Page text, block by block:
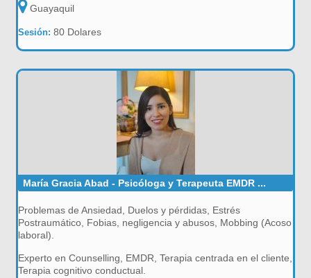
Guayaquil
Sesión:80 Dolares
María Gracia Abad - Psicóloga y Terapeuta EMDR ...
Problemas de Ansiedad, Duelos y pérdidas, Estrés
Postraumático, Fobias, negligencia y abusos, Mobbing (Acoso
laboral).
Experto en Counselling, EMDR, Terapia centrada en el cliente,
Terapia cognitivo conductual.